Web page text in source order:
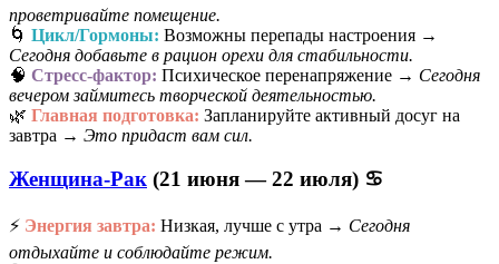
проветривайте помещение.
🌀 Цикл/Гормоны: Возможны перепады настроения →
Сегодня добавьте в рацион орехи для стабильности.
🧠 Стресс-фактор: Психическое перенапряжение → Сегодня
вечером займитесь творческой деятельностью.
🌿 Главная подготовка: Запланируйте активный досуг на
завтра → Это придаст вам сил.
Женщина-Рак (21 июня — 22 июля) ♋
⚡ Энергия завтра: Низкая, лучше с утра → Сегодня
отдыхайте и соблюдайте режим.